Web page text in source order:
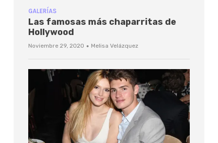
GALERÍAS
Las famosas más chaparritas de
Hollywood
Noviembre 29, 2020 · Melisa Velázquez